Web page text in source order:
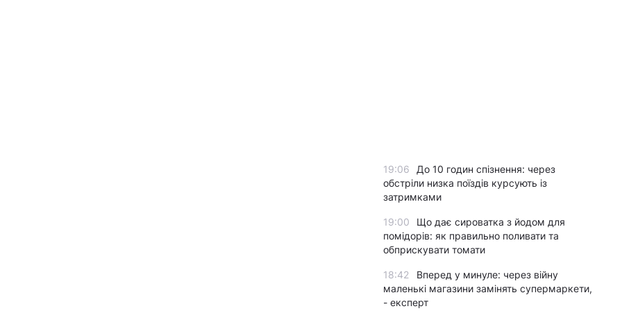
19:06
До 10 годин спізнення: через
обстріли низка поїздів курсують із
затримками
19:00
Що дає сироватка з йодом для
помідорів: як правильно поливати та
обприскувати томати
18:42
Вперед у минуле: через війну
маленькі магазини замінять супермаркети,
- експерт